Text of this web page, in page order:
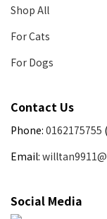
Shop All
For Cats
For Dogs
Contact Us
Phone: 0162175755
Email:
Social Media